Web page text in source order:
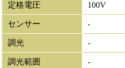
定格電圧 100V
センサー -
調光 -
調光範囲 -